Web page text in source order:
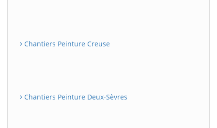
Chantiers Peinture Creuse
Chantiers Peinture Deux-Sèvres